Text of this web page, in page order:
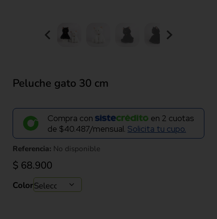
Peluche gato 30 cm
Compra con en 2 cuotas
de $40.487/mensual. Solicita tu cupo.
Referencia: No disponible
$ 68.900
Color